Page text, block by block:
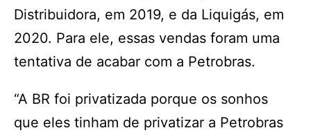
Distribuidora, em 2019, e da Liquigás, em
2020. Para ele, essas vendas foram uma
tentativa de acabar com a Petrobras.
“A BR foi privatizada porque os sonhos
que eles tinham de privatizar a Petrobras